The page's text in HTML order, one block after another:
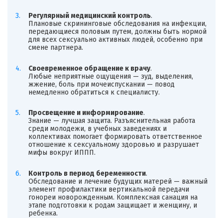
Регулярный медицинский контроль.
Плановые скрининговые обследования на инфекции,
передающиеся половым путем, должны быть нормой
для всех сексуально активных людей, особенно при
смене партнера.
Своевременное обращение к врачу.
Любые неприятные ощущения — зуд, выделения,
жжение, боль при мочеиспускании — повод
немедленно обратиться к специалисту.
Просвещение и информирование.
Знание — лучшая защита. Разъяснительная работа
среди молодежи, в учебных заведениях и
коллективах помогает формировать ответственное
отношение к сексуальному здоровью и разрушает
мифы вокруг ИППП.
Контроль в период беременности.
Обследование и лечение будущих матерей — важный
элемент профилактики вертикальной передачи
гонореи новорожденным. Комплексная санация на
этапе подготовки к родам защищает и женщину, и
ребенка.